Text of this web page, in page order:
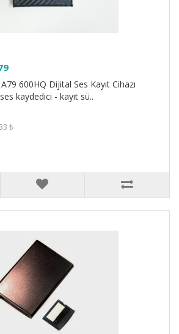
600HQ Dijital Ses Kayıt Cihazı
kaydedici - kayıt sü..
₺